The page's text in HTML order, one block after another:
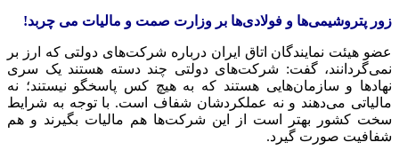
زور پتروشیمی‌ها و فولادی‌ها بر وزارت صمت و مالیات می چربد!
عضو هیئت نمایندگان اتاق ایران درباره شرکت‌های دولتی که ارز بر
نمی‌گردانند، گفت: شرکت‌های دولتی چند دسته هستند یک سری
نهادها و سازمان‌هایی هستند که به هیچ کس پاسخگو نیستند؛ نه
مالیاتی می‌دهند و نه عملکردشان شفاف است. با توجه به شرایط
سخت کشور بهتر است از این شرکت‌ها هم مالیات بگیرند و هم
شفافیت صورت گیرد.